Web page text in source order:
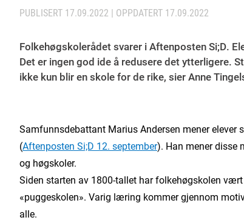
PUBLISERT 17.09.2022 | OPPDATERT 17.09.2022
Folkehøgskolerådet svarer i Aftenposten Si;D.
Det er ingen god ide å redusere det ytterligere.
ikke kun blir en skole for de rike, sier Anne
Samfunnsdebattant Marius Andersen mener elever
(Aftenposten Si;D 12. september). Han mener disse
og høgskoler.
Siden starten av 1800-tallet har folkehøgskolen
«puggeskolen». Varig læring kommer gjennom
alle.